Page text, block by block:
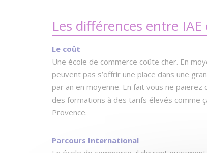
Les différences entre
Le coût
Une école de commerce coûte cher. En
peuvent pas s’offrir une place dans une
par an en moyenne. En fait vous ne
des formations à des tarifs élevés comme
Provence.
Parcours International